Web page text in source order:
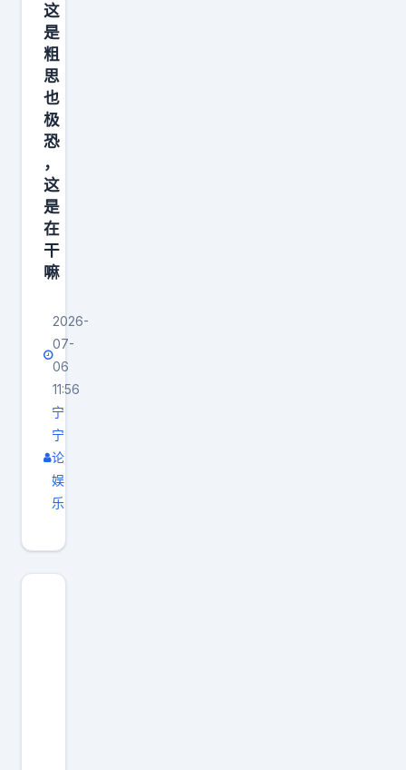
这
是
粗
思
也
极
恐
，
这
是
在
干
嘛
2026-
07-
06
11:56
宁
宁
论
娱
乐